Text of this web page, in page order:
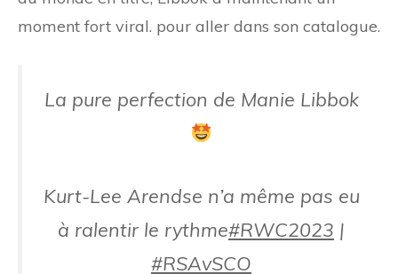
moment fort viral. pour aller dans son catalogue.
La pure perfection de Manie Libbok
Kurt-Lee Arendse n’a même pas eu
à ralentir le rythme#RWC2023 |
#RSAvSCO